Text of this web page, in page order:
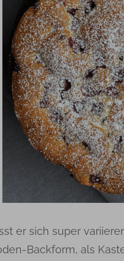
er sich super
Backform, als